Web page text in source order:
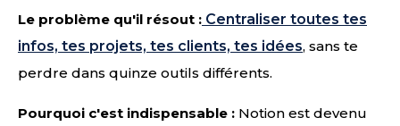
Le problème qu'il résout : Centraliser toutes tes
infos, tes projets, tes clients, tes idées, sans te
perdre dans quinze outils différents.
Pourquoi c'est indispensable : Notion est devenu